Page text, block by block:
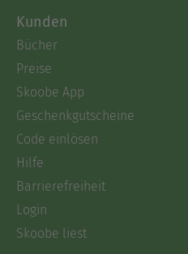
Kunden
Bücher
Preise
Skoobe App
Geschenkgutscheine
Code einlösen
Hilfe
Barrierefreiheit
Login
Skoobe liest